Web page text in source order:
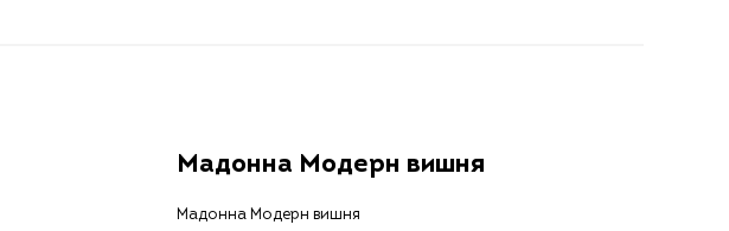
Мадонна Модерн вишня
Мадонна Модерн вишня